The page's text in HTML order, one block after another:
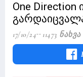
One Direction
17/10/24 11473 Ნახვა